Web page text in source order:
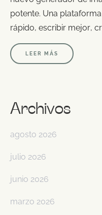
potente. Una
rápido, escribir mejor,
LEER MÁS
Archivos
agosto 2026
julio 2026
junio 2026
marzo 2026